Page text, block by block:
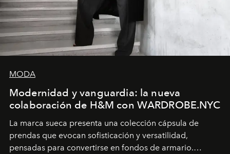
MODA
Modernidad y vanguardia: la nueva
colaboración de H&M con WARDROBE.NYC
La marca sueca presenta una colección cápsula de
prendas que evocan sofisticación y versatilidad,
pensadas para convertirse en fondos de armario.